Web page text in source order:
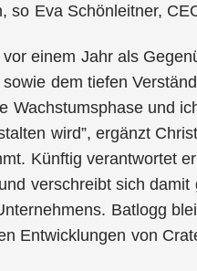
so Eva Schönleitner,
vor einem Jahr als
dem tiefen
Wachstumsphase und
wird”, ergänzt
Künftig verantwortet
verschreibt sich
Batlogg
Entwicklungen von